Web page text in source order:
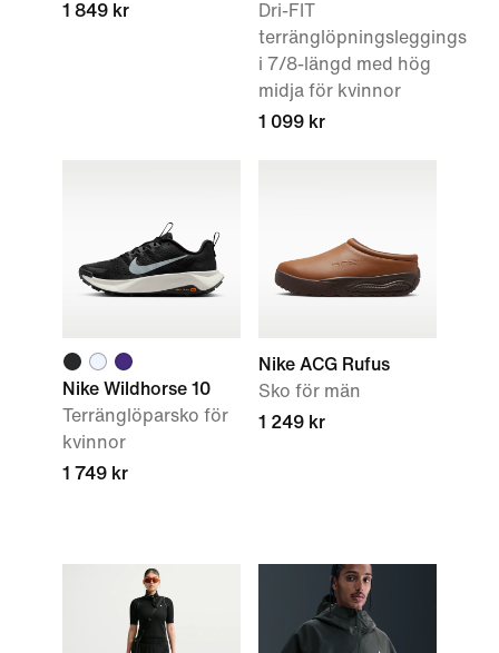
1 849 kr
Dri-FIT
terränglöpningsleggings
i 7/8-längd med hög
midja för kvinnor
1 099 kr
Nike Wildhorse 10
Terränglöparsko för
kvinnor
1 749 kr
Nike ACG Rufus
Sko för män
1 249 kr